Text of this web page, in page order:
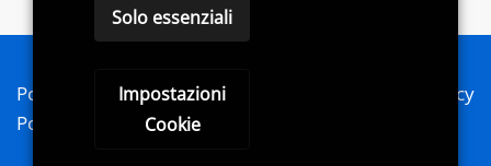
Postword 2020 - Blog, passioni e condivisione - Privacy
Policy - Cookie Policy - Sitemap
Solo essenziali
Impostazioni
Cookie